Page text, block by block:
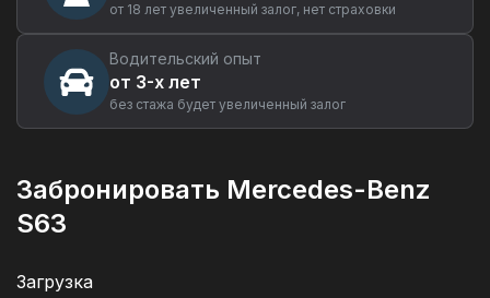
от 18 лет увеличенный залог, нет страховки
Водительский опыт
от 3-х лет
без стажа будет увеличенный залог
Забронировать Mercedes-Benz
S63
Загрузка